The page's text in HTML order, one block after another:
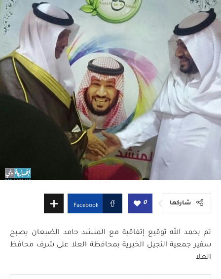
شاركها 0
Facebook
تم بحمد الله توقيع إتفاقية مع المنشد حامد الضبعان يصبح
سفير جمعية النجيل الخيرية بمحافظة العلا على شرف محافظ
العلا